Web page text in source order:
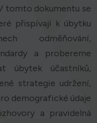
tomto dokumentu se
přispívají k úbytku
odměňování,
a probereme
úbytek účastníků,
strategie udržení,
demografické údaje
a pravidelná